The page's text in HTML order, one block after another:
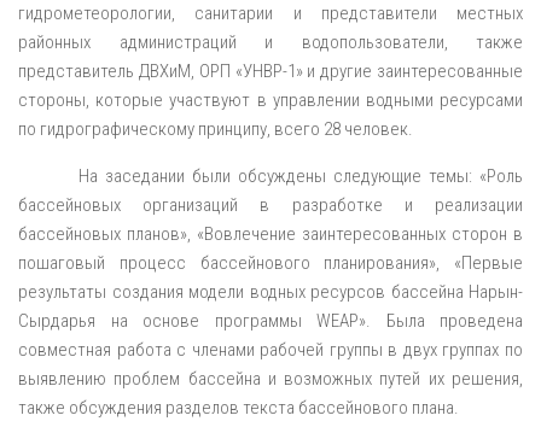
гидрометеорологии, санитарии и представители местных
районных администраций и водопользователи, также
представитель ДВХиМ, ОРП «УНВР-1» и другие заинтересованные
стороны, которые участвуют в управлении водными ресурсами
по гидрографическому принципу, всего 28 человек.
На заседании были обсуждены следующие темы: «Роль
бассейновых организаций в разработке и реализации
бассейновых планов», «Вовлечение заинтересованных сторон в
пошаговый процесс бассейнового планирования», «Первые
результаты создания модели водных ресурсов бассейна Нарын-
Сырдарья на основе программы WEAP». Была проведена
совместная работа с членами рабочей группы в двух группах по
выявлению проблем бассейна и возможных путей их решения,
также обсуждения разделов текста бассейнового плана.